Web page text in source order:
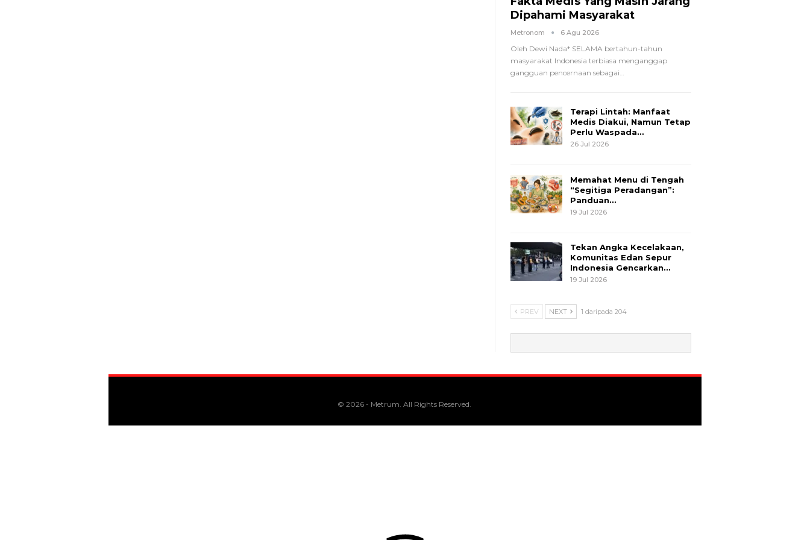
Dipahami Masyarakat
Metronom 6 Agu 2026
Oleh Dewi Nada* SELAMA bertahun-tahun
masyarakat Indonesia terbiasa menganggap
gangguan pencernaan sebagai…
Terapi Lintah: Manfaat
Medis Diakui, Namun Tetap
Perlu Waspada…
26 Jul 2026
Memahat Menu di Tengah
“Segitiga Peradangan”:
Panduan…
19 Jul 2026
Tekan Angka Kecelakaan,
Komunitas Edan Sepur
Indonesia Gencarkan…
19 Jul 2026
PREV NEXT 1 daripada 204
© 2026 - Metrum. All Rights Reserved.